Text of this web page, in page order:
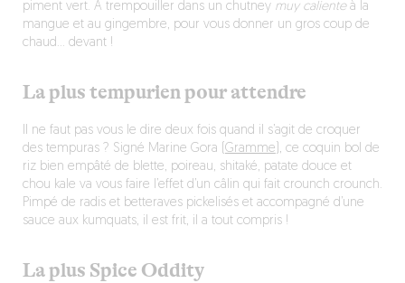
piment vert. À trempouiller dans un chutney muy calienteà la
mangue et au gingembre, pour vous donner un gros coup de
chaud… devant !
La plus tempurien pour attendre
Il ne faut pas vous le dire deux fois quand il s’agit de croquer
des tempuras ? Signé Marine Gora ( Gramme ), ce coquin bol de
riz bien empâté de blette, poireau, shitaké, patate douce et
chou kale va vous faire l’effet d’un câlin qui fait crounch crounch.
Pimpé de radis et betteraves pickelisés et accompagné d’une
sauce aux kumquats, il est frit, il a tout compris !
La plus Spice Oddity